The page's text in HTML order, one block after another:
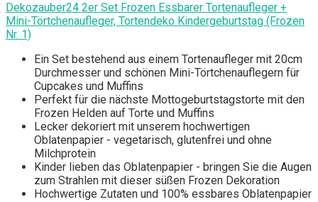
Dekozauber24 2er Set Frozen Essbarer Tortenaufleger +
Mini-Törtchenaufleger, Tortendeko Kindergeburtstag (Frozen
Nr. 1)
Ein Set bestehend aus einem Tortenaufleger mit 20cm
Durchmesser und schönen Mini-Törtchenauflegern für
Cupcakes und Muffins
Perfekt für die nächste Mottogeburtstagstorte mit den
Frozen Helden auf Torte und Muffins
Lecker dekoriert mit unserem hochwertigen
Oblatenpapier - vegetarisch, glutenfrei und ohne
Milchprotein
Kinder lieben das Oblatenpapier - bringen Sie die Augen
zum Strahlen mit dieser süßen Frozen Dekoration
Hochwertige Zutaten und 100% essbares Oblatenpapier